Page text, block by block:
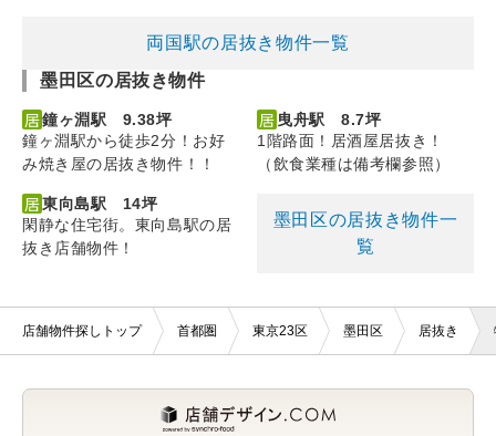
両国駅の居抜き物件一覧
墨田区の居抜き物件
鐘ヶ淵駅 9.38坪
鐘ヶ淵駅から徒歩2分！お好
み焼き屋の居抜き物件！！
曳舟駅 8.7坪
1階路面！居酒屋居抜き！
（飲食業種は備考欄参照）
東向島駅 14坪
閑静な住宅街。東向島駅の居
抜き店舗物件！
墨田区の居抜き物件一
覧
店舗物件探しトップ 首都圏 東京23区 墨田区 居抜き